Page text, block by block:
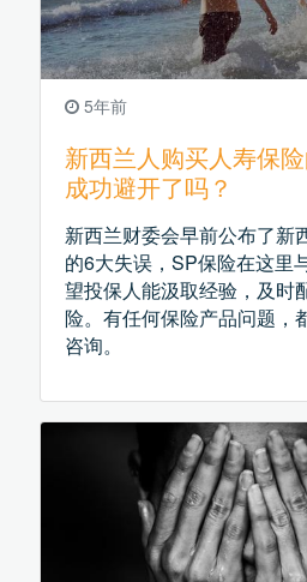
5年前
新西兰人购买人寿保
成功避开了吗？
新西兰财委会早前公布了新
的6大失误，SP保险在这里
望投保人能汲取经验，及时
险。有任何保险产品问题，
咨询。